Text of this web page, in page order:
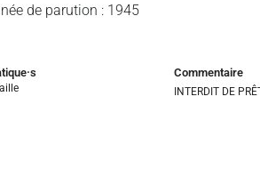
de parution : 1945
Commentaire
INTERDIT DE